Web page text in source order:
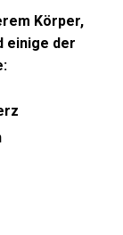
Körper,
einige der